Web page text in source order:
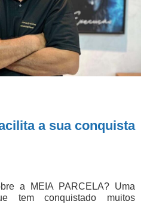
a sua conquista
a MEIA PARCELA? Uma
tem conquistado muitos